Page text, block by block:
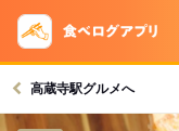
高蔵寺駅グルメへ
戻る
ク